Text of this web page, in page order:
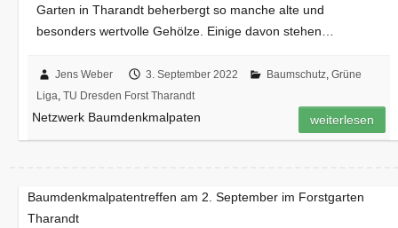
Garten in Tharandt beherbergt so manche alte und
besonders wertvolle Gehölze. Einige davon stehen…
Jens Weber 3. September 2022 Baumschutz,Grüne
Liga,TU Dresden Forst Tharandt
Netzwerk Baumdenkmalpaten weiterlesen
Baumdenkmalpatentreffen am 2. September im Forstgarten
Tharandt